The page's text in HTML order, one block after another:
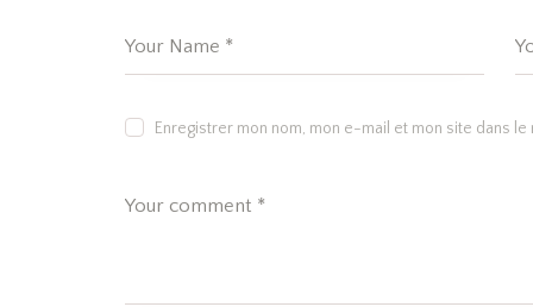
Enregistrer mon nom, mon e-mail et mon site dans